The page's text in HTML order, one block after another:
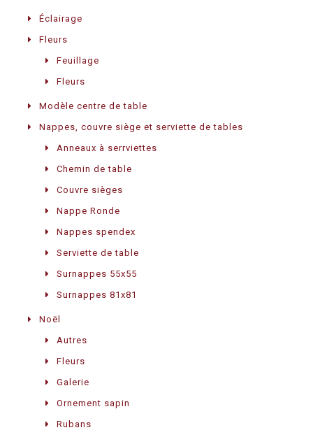
Éclairage
Fleurs
Feuillage
Fleurs
Modèle centre de table
Nappes, couvre siège et serviette de tables
Anneaux à serrviettes
Chemin de table
Couvre sièges
Nappe Ronde
Nappes spendex
Serviette de table
Surnappes 55x55
Surnappes 81x81
Noël
Autres
Fleurs
Galerie
Ornement sapin
Rubans